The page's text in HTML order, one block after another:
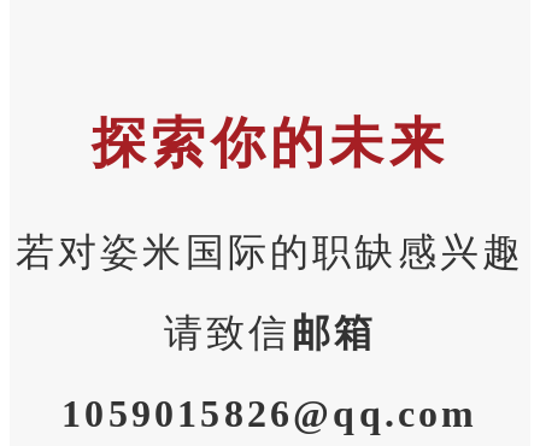
探索你的未来
若对姿米国际的职缺感兴趣
请致信邮箱
1059015826@qq.com